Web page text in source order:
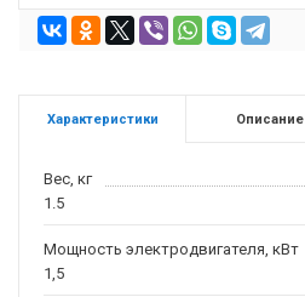
Характеристики Описание
Вес, кг
1.5
Мощность электродвигателя, кВт
1,5